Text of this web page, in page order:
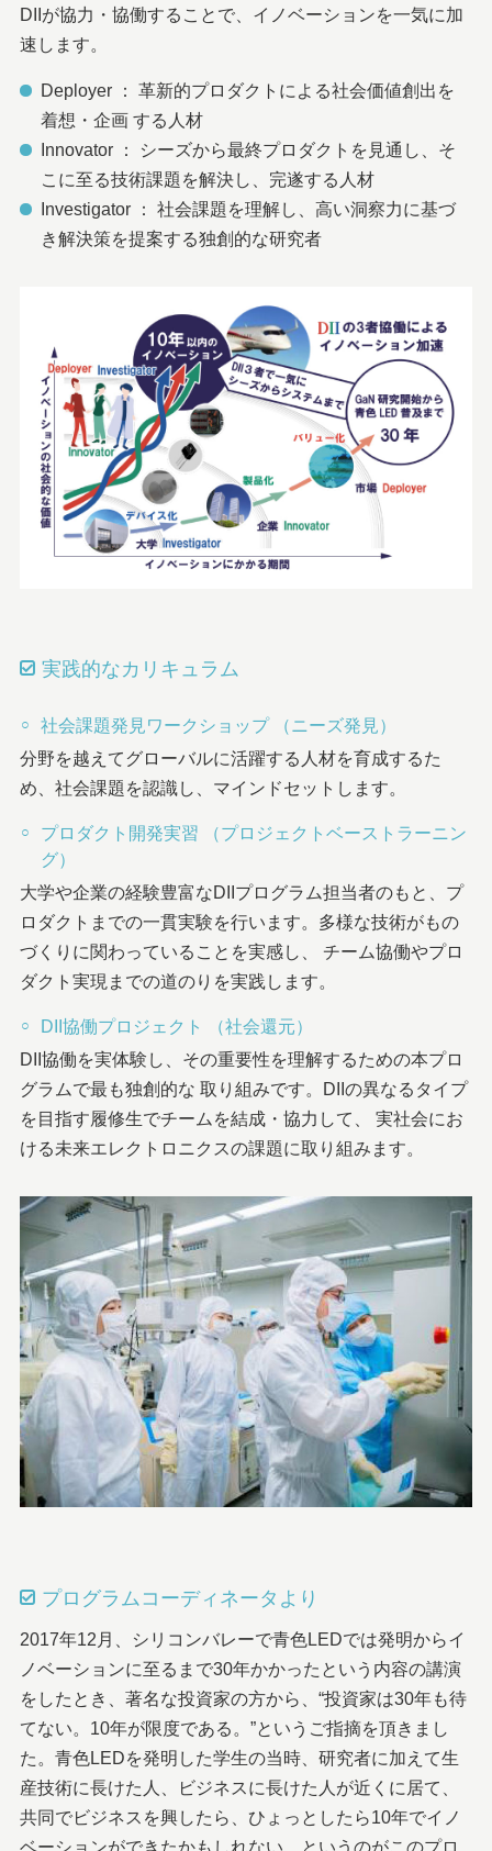
DIIが協力・協働することで、イノベーションを一気に加
速します。
Deployer ： 革新的プロダクトによる社会価値創出を
着想・企画 する人材
Innovator ： シーズから最終プロダクトを見通し、そ
こに至る技術課題を解決し、完遂する人材
Investigator ： 社会課題を理解し、高い洞察力に基づ
き解決策を提案する独創的な研究者
実践的なカリキュラム
社会課題発見ワークショップ （ニーズ発見）
分野を越えてグローバルに活躍する人材を育成するた
め、社会課題を認識し、マインドセットします。
プロダクト開発実習 （プロジェクトベーストラーニン
グ）
大学や企業の経験豊富なDIIプログラム担当者のもと、プ
ロダクトまでの一貫実験を行います。多様な技術がもの
づくりに関わっていることを実感し、 チーム協働やプロ
ダクト実現までの道のりを実践します。
DII協働プロジェクト （社会還元）
DII協働を実体験し、その重要性を理解するための本プロ
グラムで最も独創的な 取り組みです。DIIの異なるタイプ
を目指す履修生でチームを結成・協力して、 実社会にお
ける未来エレクトロニクスの課題に取り組みます。
プログラムコーディネータより
2017年12月、シリコンバレーで青色LEDでは発明からイ
ノベーションに至るまで30年かかったという内容の講演
をしたとき、著名な投資家の方から、“投資家は30年も待
てない。10年が限度である。”というご指摘を頂きまし
た。青色LEDを発明した学生の当時、研究者に加えて生
産技術に長けた人、ビジネスに長けた人が近くに居て、
共同でビジネスを興したら、ひょっとしたら10年でイノ
ベーションができたかもしれない、というのがこのプロ